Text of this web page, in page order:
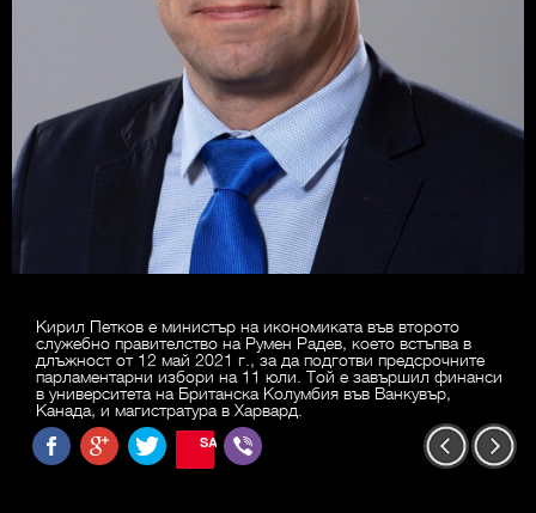
Кирил Петков е министър на икономиката във второто
служебно правителство на Румен Радев, което встъпва в
длъжност от 12 май 2021 г., за да подготви предсрочните
парламентарни избори на 11 юли. Той е завършил финанси
в университета на Британска Колумбия във Ванкувър,
Канада, и магистратура в Харвард.
SAVE